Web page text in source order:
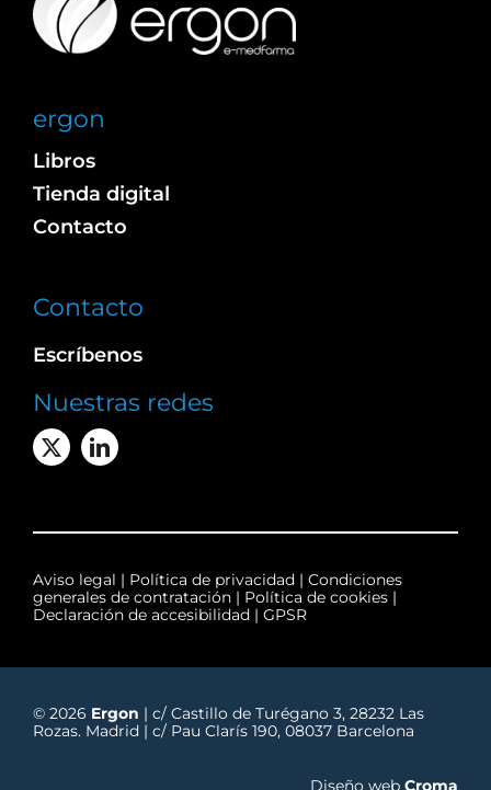
ergon
Libros
Tienda digital
Contacto
Contacto
Escríbenos
Nuestras redes
Aviso legal | Política de privacidad | Condiciones
generales de contratación| Política de cookies|
Declaración de accesibilidad | GPSR
© 2026 Ergon | c/ Castillo de Turégano 3, 28232 Las
Rozas. Madrid | c/ Pau Clarís 190, 08037 Barcelona